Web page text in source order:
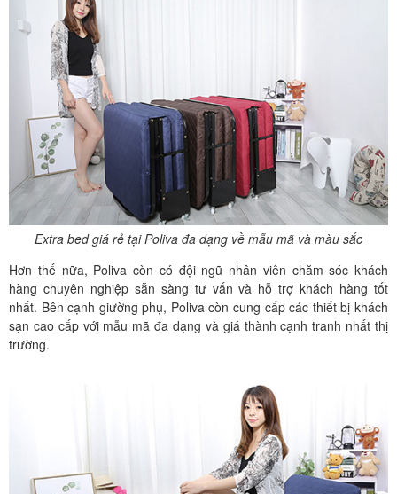
Extra bed giá rẻ tại Poliva đa dạng về mẫu mã và màu sắc
Hơn thế nữa, Poliva còn có đội ngũ nhân viên chăm sóc khách
hàng chuyên nghiệp sẵn sàng tư vấn và hỗ trợ khách hàng tốt
nhất. Bên cạnh giường phụ, Poliva còn cung cấp các thiết bị khách
sạn cao cấp với mẫu mã đa dạng và giá thành cạnh tranh nhất thị
trường.